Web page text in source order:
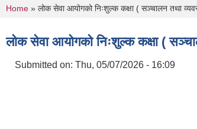
You are here
Home » लोक सेवा आयोगको निःशुल्क कक्षा ( सञ्चालन तथा
लोक सेवा आयोगको निःशुल्क कक्षा (
Submitted on: Thu, 05/07/2026 - 16:09